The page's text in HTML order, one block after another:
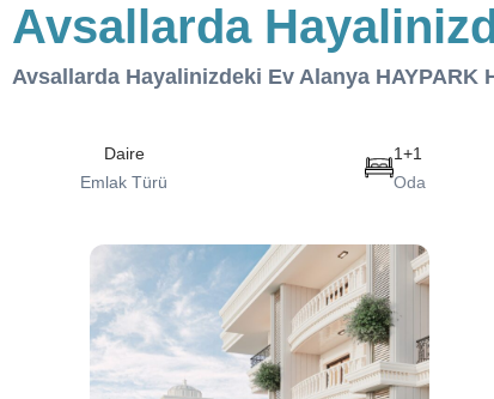
Avsallarda
Avsallarda Hayalinizdeki Ev Alanya HAYPARK
Daire
Emlak Türü
1+1
Oda